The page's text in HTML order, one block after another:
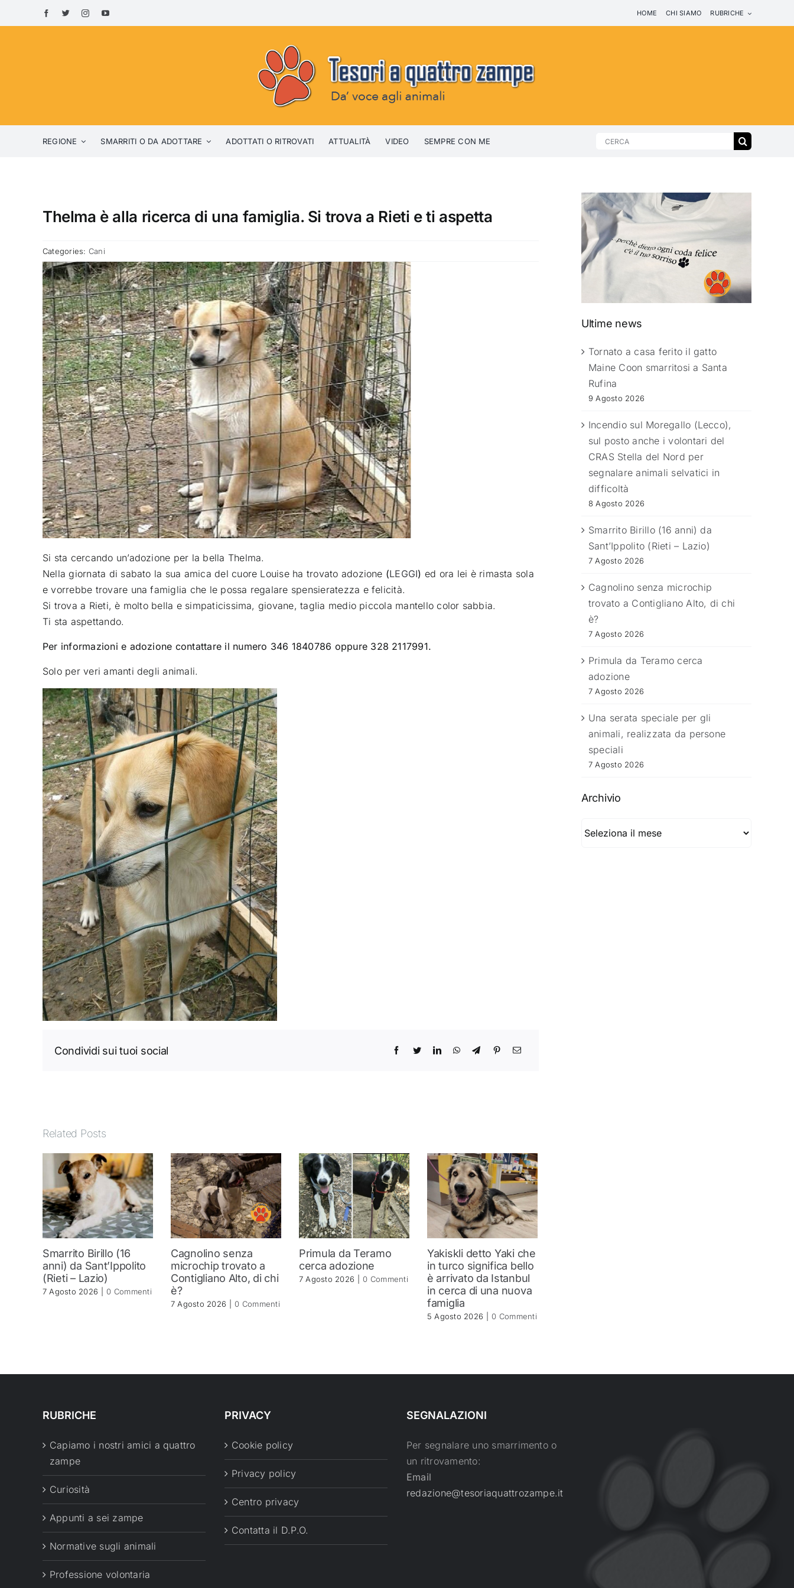
to
HOME CHI SIAMO RUBRICHE
REGIONE SMARRITI O DA ADOTTARE ADOTTATI O RITROVATI ATTUALITÀ VIDEO SEMPRE CON ME
Search
Thelma è alla ricerca di una famiglia. Si trova a Rieti e ti aspetta
Categories: Cani
Si sta cercando un’adozione per la bella Thelma.
Nella giornata di sabato la sua amica del cuore Louise ha trovato adozione (LEGGI) ed ora lei è rimasta sola
e vorrebbe trovare una famiglia che le possa regalare spensieratezza e felicità.
Si trova a Rieti, è molto bella e simpaticissima, giovane, taglia medio piccola mantello color sabbia.
Ti sta aspettando.
Per informazioni e adozione contattare il numero 346 1840786 oppure 328 2117991.
Solo per veri amanti degli animali.
Condividi sui tuoi social
Related Posts
Smarrito Birillo (16
anni) da Sant’Ippolito
(Rieti – Lazio)
7 Agosto 2026 0 Commenti
Cagnolino senza
microchip trovato a
Contigliano Alto, di chi
è?
7 Agosto 2026 0 Commenti
Primula da Teramo
cerca adozione
7 Agosto 2026 0 Commenti
Yakiskli detto Yaki che
in turco significa bello
è arrivato da Istanbul
in cerca di una nuova
famiglia
5 Agosto 2026 0 Commenti
Ultime news
Tornato a casa ferito il gatto
Maine Coon smarritosi a Santa
Rufina
9 Agosto 2026
Incendio sul Moregallo (Lecco),
sul posto anche i volontari del
CRAS Stella del Nord per
segnalare animali selvatici in
difficoltà
8 Agosto 2026
Smarrito Birillo (16 anni) da
Sant’Ippolito (Rieti – Lazio)
7 Agosto 2026
Cagnolino senza microchip
trovato a Contigliano Alto, di chi
è?
7 Agosto 2026
Primula da Teramo cerca
adozione
7 Agosto 2026
Una serata speciale per gli
animali, realizzata da persone
speciali
7 Agosto 2026
Archivio
RUBRICHE
Capiamo i nostri amici a quattro
zampe
Curiosità
Appunti a sei zampe
Normative sugli animali
Professione volontaria
PRIVACY
Cookie policy
Privacy policy
Centro privacy
Contatta il D.P.O.
SEGNALAZIONI
Per segnalare uno smarrimento o
un ritrovamento:
Email
redazione@tesoriaquattrozampe.it